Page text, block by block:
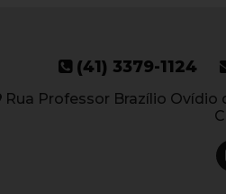
(41) 3379-1124
Rua Professor Brazílio Ovídio